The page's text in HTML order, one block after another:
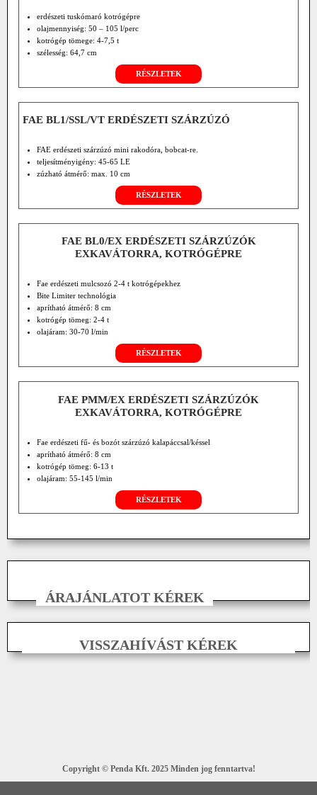
erdészeti tuskómaró kotrógépre
olajmennyiség: 50 – 105 l/perc
kotrógép tömege: 4-7,5 t
szélesség: 64,7 cm
RÉSZLETEK
FAE BL1/SSL/VT ERDÉSZETI SZÁRZÚZÓ
FAE erdészeti szárzúzó mini rakodóra, bobcat-re.
teljesítményigény: 45-65 LE
zúzható átmérő: max. 10 cm
RÉSZLETEK
FAE BL0/EX ERDÉSZETI SZÁRZÚZÓK
EXKAVÁTORRA, KOTRÓGÉPRE
Fae erdészeti mulcsozó 2-4 t kotrógépekhez
Bite Limiter technológia
aprítható átmérő: 8 cm
kotrógép tömeg: 2-4 t
olajáram: 30-70 l/min
RÉSZLETEK
FAE PMM/EX ERDÉSZETI SZÁRZÚZÓK
EXKAVÁTORRA, KOTRÓGÉPRE
Fae erdészeti fű- és bozót szárzúzó kalapáccsal/késsel
aprítható átmérő: 8 cm
kotrógép tömeg: 6-13 t
olajáram: 55-145 l/min
RÉSZLETEK
ÁRAJÁNLATOT KÉREK
VISSZAHÍVÁST KÉREK
Copyright © Penda Kft. 2025 Minden jog fenntartva!